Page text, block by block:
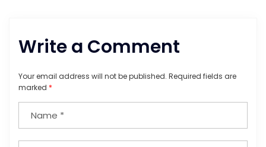
Write a Comment
Your email address will not be published. Required fields are
marked *